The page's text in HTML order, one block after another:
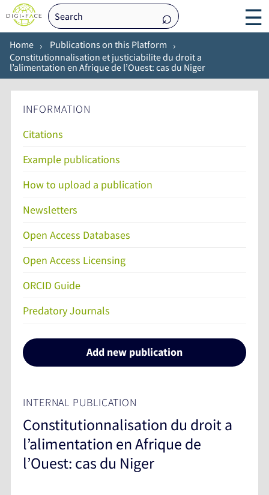
☰
Home
Publications on this Platform
Constitutionnalisation et justiciabilite du droit a
l’alimentation en Afrique de l’Ouest: cas du Niger
INFORMATION
Citations
Example publications
How to upload a publication
Newsletters
Open Access Databases
Open Access Licensing
ORCID Guide
Predatory Journals
Add new publication
INTERNAL PUBLICATION
Constitutionnalisation du droit a
l’alimentation en Afrique de
l’Ouest: cas du Niger